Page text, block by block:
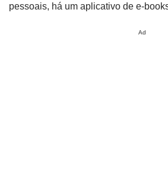
pessoais, há um aplicativo de e-
Ad